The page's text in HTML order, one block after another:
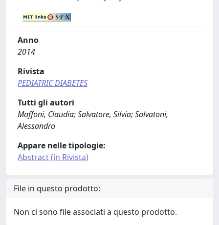
Anno
2014
Rivista
PEDIATRIC DIABETES
Tutti gli autori
Maffoni, Claudia; Salvatore, Silvia; Salvatoni,
Alessandro
Appare nelle tipologie:
Abstract (in Rivista)
File in questo prodotto:
Non ci sono file associati a questo prodotto.